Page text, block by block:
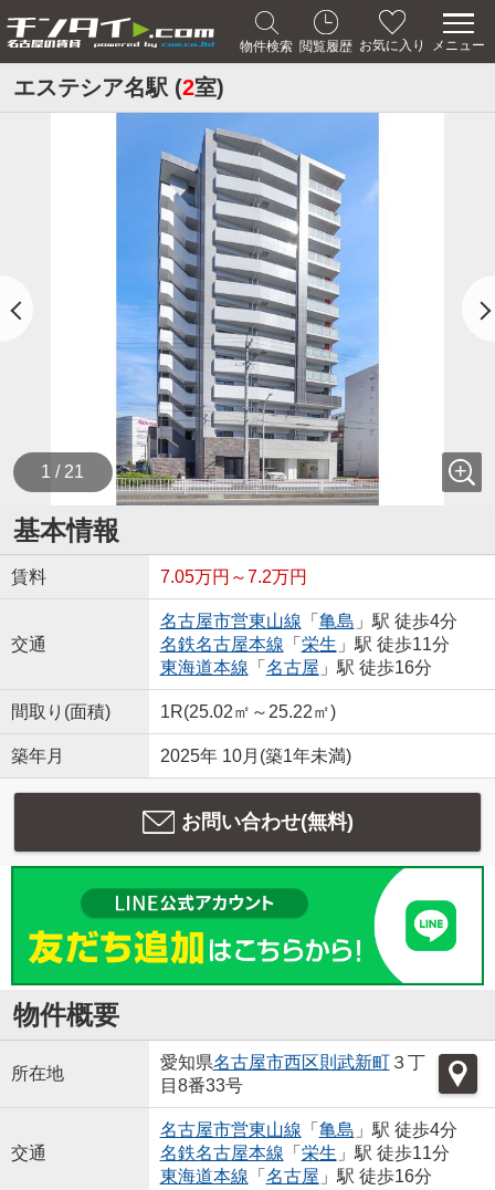
物件検索 閲覧履歴 お気に入り メニュー
エステシア名駅 (2室)
1 / 21
基本情報
賃料 7.05万円～7.2万円
交通
名古屋市営東山線 「 亀島 」駅 徒歩4分
名鉄名古屋本線 「 栄生 」駅 徒歩11分
東海道本線 「 名古屋 」駅 徒歩16分
間取り(面積) 1R(25.02㎡～25.22㎡)
築年月 2025年 10月(築1年未満)
お問い合わせ(無料)
物件概要
所在地
愛知県名古屋市西区則武新町３丁
目8番33号
交通
名古屋市営東山線 「 亀島 」駅 徒歩4分
名鉄名古屋本線 「 栄生 」駅 徒歩11分
東海道本線 「 名古屋 」駅 徒歩16分